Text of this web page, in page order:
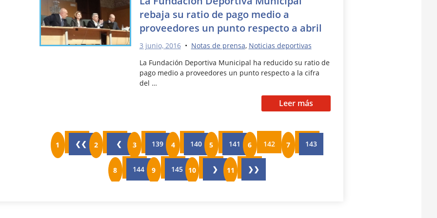
rebaja su ratio de pago medio a
proveedores un punto respecto a abril
3 junio, 2016• Notas de prensa, Noticias deportivas
La Fundación Deportiva Municipal ha reducido su ratio de
pago medio a proveedores un punto respecto a la cifra
del …
Leer más
❮❮ ❮ 139 140 141 142 143
144 145 ❯ ❯❯